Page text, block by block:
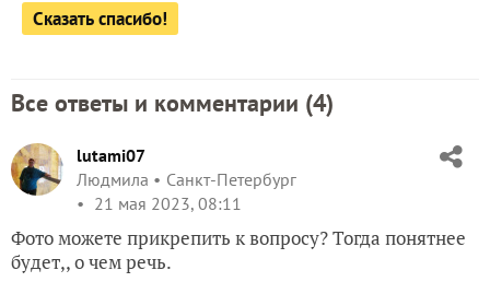
Сказать спасибо!
Все ответы и комментарии (4)
lutami07
Людмила
Санкт-Петербург
21 мая 2023, 08:11
Фото можете прикрепить к вопросу? Тогда понятнее
будет,, о чем речь.